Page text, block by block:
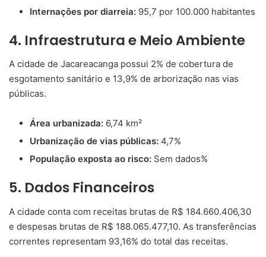
Internações por diarreia: 95,7 por 100.000 habitantes
4. Infraestrutura e Meio Ambiente
A cidade de Jacareacanga possui 2% de cobertura de
esgotamento sanitário e 13,9% de arborização nas vias
públicas.
Área urbanizada: 6,74 km²
Urbanização de vias públicas: 4,7%
População exposta ao risco: Sem dados%
5. Dados Financeiros
A cidade conta com receitas brutas de R$ 184.660.406,30
e despesas brutas de R$ 188.065.477,10. As transferências
correntes representam 93,16% do total das receitas.